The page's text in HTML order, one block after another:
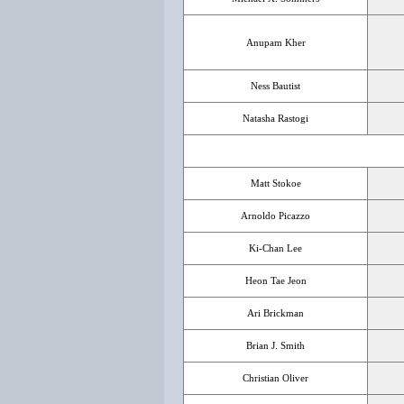
Anupam Kher
Ness Bautist
Natasha Rastogi
Matt Stokoe
Arnoldo Picazzo
Ki-Chan Lee
Heon Tae Jeon
Ari Brickman
Brian J. Smith
Christian Oliver